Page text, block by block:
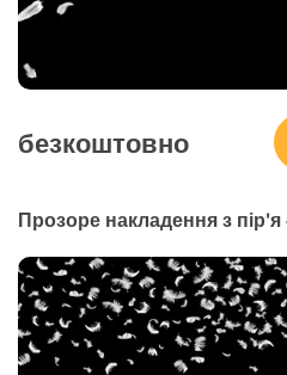
безкоштовно
Прозоре накладення з